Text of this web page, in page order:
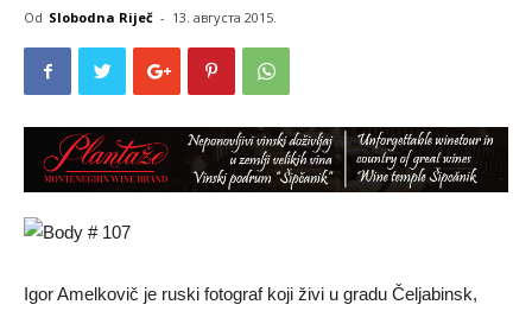
Od Slobodna Riječ - 13. августа 2015.
Igor Amelkovič je ruski fotograf koji živi u gradu Čeljabinsk,